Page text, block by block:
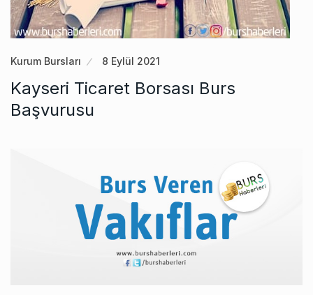
Kurum Bursları 8 Eylül 2021
Kayseri Ticaret Borsası Burs
Başvurusu